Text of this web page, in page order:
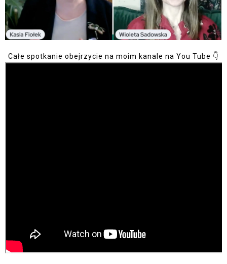
Całe spotkanie obejrzycie na moim kanale na You Tube 👇